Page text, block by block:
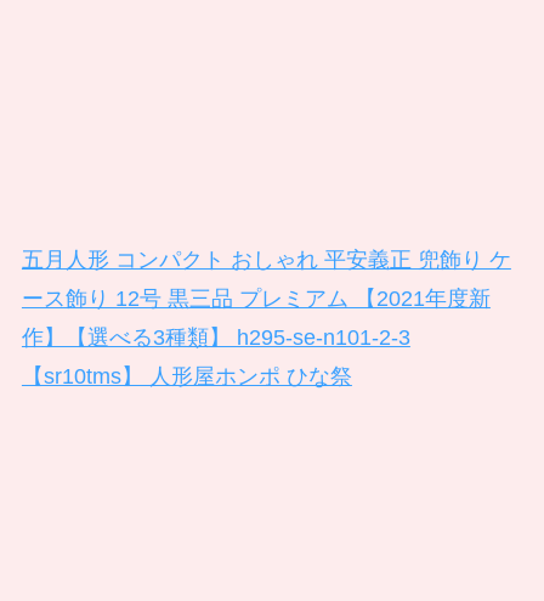
五月人形 コンパクト おしゃれ 平安義正 兜飾り ケ
ース飾り 12号 黒三品 プレミアム 【2021年度新
作】【選べる3種類】 h295-se-n101-2-3
【sr10tms】 人形屋ホンポ ひな祭